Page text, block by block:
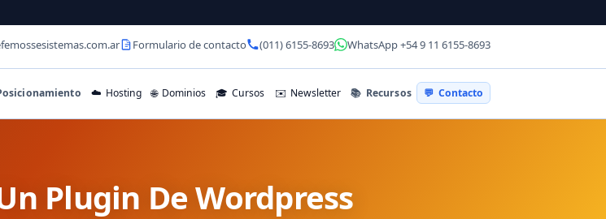
Formulario de contacto (011) 6155-8693 WhatsApp +54 9 11 6155-8693
☁️ Hosting 🌐 Dominios 🎓 Cursos ✉️ Newsletter 📚 Recursos 💬 Contacto
Plugin De Wordpress